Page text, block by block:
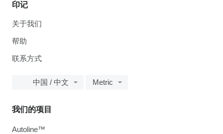
印记
关于我们
帮助
联系方式
中国 / 中文 Metric
我们的项目
Autoline™